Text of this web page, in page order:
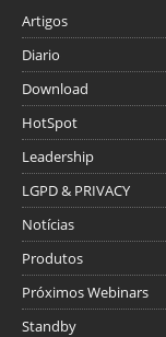
Artigos
Diario
Download
HotSpot
Leadership
LGPD & PRIVACY
Notícias
Produtos
Próximos Webinars
Standby